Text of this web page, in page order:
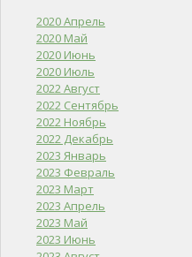
2020 Апрель
2020 Май
2020 Июнь
2020 Июль
2022 Август
2022 Сентябрь
2022 Ноябрь
2022 Декабрь
2023 Январь
2023 Февраль
2023 Март
2023 Апрель
2023 Май
2023 Июнь